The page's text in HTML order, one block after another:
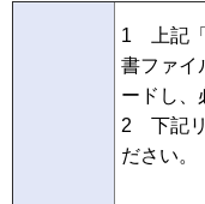
1 上記「
書ファイ
ードし、
2 下記リ
ださい。